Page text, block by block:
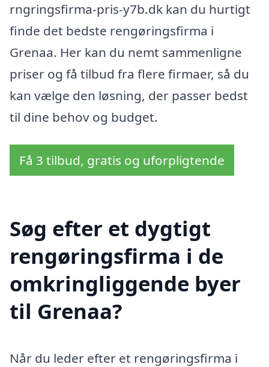
rngringsfirma-pris-y7b.dk kan du hurtigt
finde det bedste rengøringsfirma i
Grenaa. Her kan du nemt sammenligne
priser og få tilbud fra flere firmaer, så du
kan vælge den løsning, der passer bedst
til dine behov og budget.
Få 3 tilbud, gratis og uforpligtende
Søg efter et dygtigt
rengøringsfirma i de
omkringliggende byer
til Grenaa?
Når du leder efter et rengøringsfirma i